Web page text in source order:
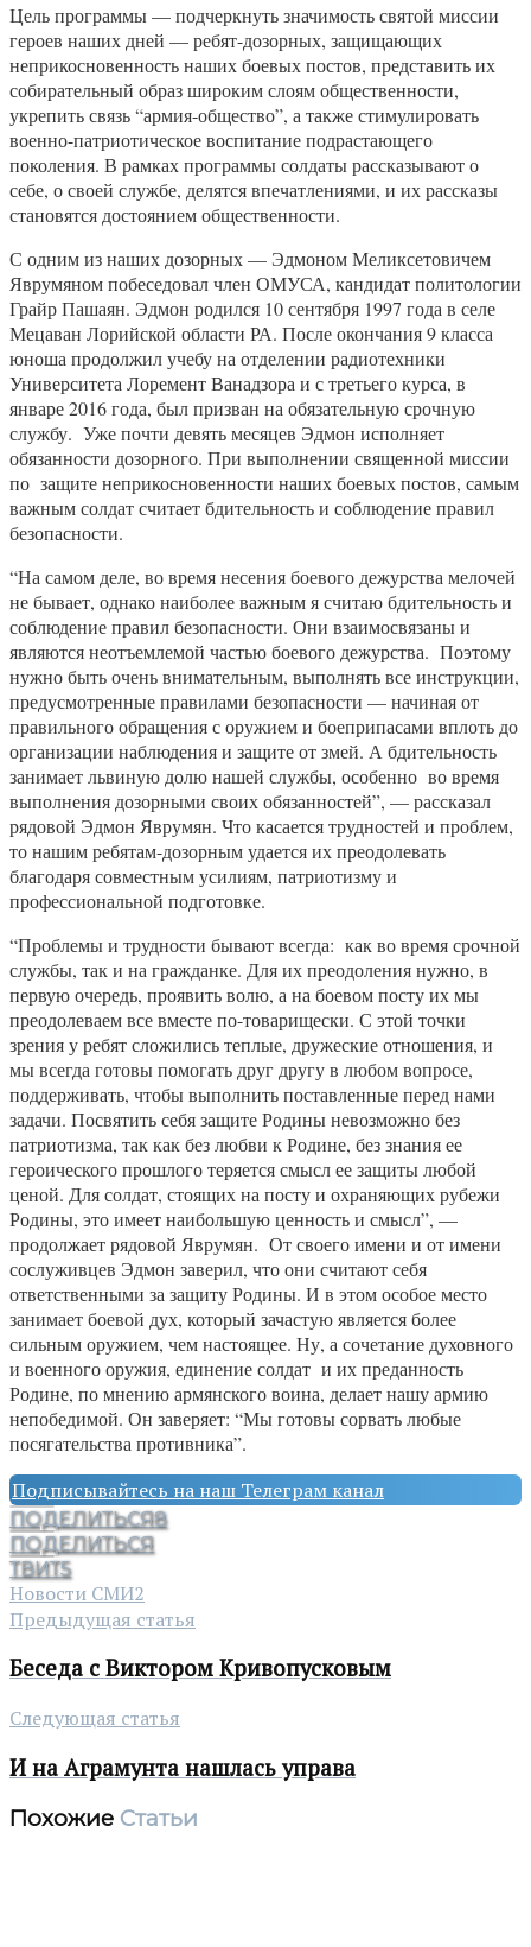
Цель программы — подчеркнуть значимость святой миссии
героев наших дней — ребят-дозорных, защищающих
неприкосновенность наших боевых постов, представить их
собирательный образ широким слоям общественности,
укрепить связь “армия-общество”, а также стимулировать
военно-патриотическое воспитание подрастающего
поколения. В рамках программы солдаты рассказывают о
себе, о своей службе, делятся впечатлениями, и их рассказы
становятся достоянием общественности.
С одним из наших дозорных — Эдмоном Меликсетовичем
Яврумяном побеседовал член ОМУСА, кандидат политологии
Грайр Пашаян. Эдмон родился 10 сентября 1997 года в селе
Мецаван Лорийской области РА. После окончания 9 класса
юноша продолжил учебу на отделении радиотехники
Университета Лоремент Ванадзора и с третьего курса, в
январе 2016 года, был призван на обязательную срочную
службу. Уже почти девять месяцев Эдмон исполняет
обязанности дозорного. При выполнении священной миссии
по защите неприкосновенности наших боевых постов, самым
важным солдат считает бдительность и соблюдение правил
безопасности.
“На самом деле, во время несения боевого дежурства мелочей
не бывает, однако наиболее важным я считаю бдительность и
соблюдение правил безопасности. Они взаимосвязаны и
являются неотъемлемой частью боевого дежурства. Поэтому
нужно быть очень внимательным, выполнять все инструкции,
предусмотренные правилами безопасности — начиная от
правильного обращения с оружием и боеприпасами вплоть до
организации наблюдения и защите от змей. А бдительность
занимает львиную долю нашей службы, особенно во время
выполнения дозорными своих обязанностей”, — рассказал
рядовой Эдмон Яврумян. Что касается трудностей и проблем,
то нашим ребятам-дозорным удается их преодолевать
благодаря совместным усилиям, патриотизму и
профессиональной подготовке.
“Проблемы и трудности бывают всегда: как во время срочной
службы, так и на гражданке. Для их преодоления нужно, в
первую очередь, проявить волю, а на боевом посту их мы
преодолеваем все вместе по-товарищески. С этой точки
зрения у ребят сложились теплые, дружеские отношения, и
мы всегда готовы помогать друг другу в любом вопросе,
поддерживать, чтобы выполнить поставленные перед нами
задачи. Посвятить себя защите Родины невозможно без
патриотизма, так как без любви к Родине, без знания ее
героического прошлого теряется смысл ее защиты любой
ценой. Для солдат, стоящих на посту и охраняющих рубежи
Родины, это имеет наибольшую ценность и смысл”, —
продолжает рядовой Яврумян. От своего имени и от имени
сослуживцев Эдмон заверил, что они считают себя
ответственными за защиту Родины. И в этом особое место
занимает боевой дух, который зачастую является более
сильным оружием, чем настоящее. Ну, а сочетание духовного
и военного оружия, единение солдат и их преданность
Родине, по мнению армянского воина, делает нашу армию
непобедимой. Он заверяет: “Мы готовы сорвать любые
посягательства противника”.
Подписывайтесь на наш Телеграм канал
ПОДЕЛИТЬСЯ8
ПОДЕЛИТЬСЯ
ТВИТ5
Новости СМИ2
Предыдущая статья
Беседа с Виктором Кривопусковым
Следующая статья
И на Аграмунта нашлась управа
Похожие Статьи